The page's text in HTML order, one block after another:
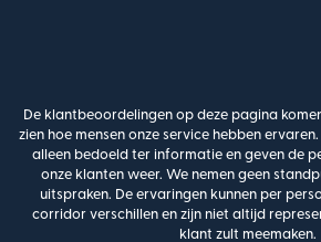
De klantbeoordelingen op deze pagina
zien hoe mensen onze service hebben
alleen bedoeld ter informatie en geven de
onze klanten weer. We nemen geen
uitspraken. De ervaringen kunnen per
corridor verschillen en zijn niet altijd
klant zult meemaken.